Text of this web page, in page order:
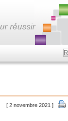
[ 2 novembre 2021 ]